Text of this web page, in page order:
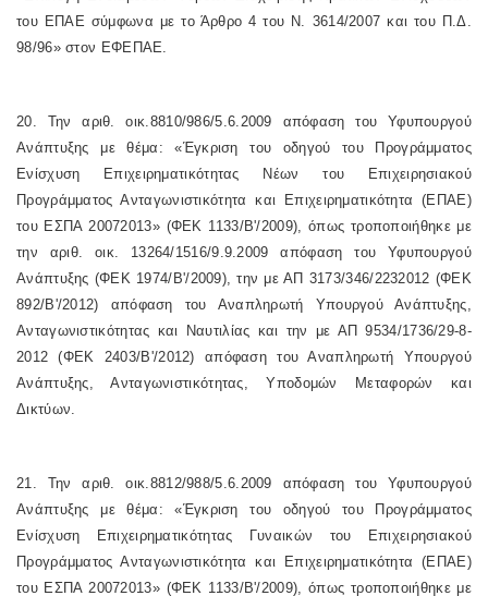
του ΕΠΑΕ σύμφωνα με το Άρθρο 4 του Ν. 3614/2007 και του Π.Δ.
98/96» στον ΕΦΕΠΑΕ.
20. Την αριθ. οικ.8810/986/5.6.2009 απόφαση του Υφυπουργού
Ανάπτυξης με θέμα: «Έγκριση του οδηγού του Προγράμματος
Ενίσχυση Επιχειρηματικότητας Νέων του Επιχειρησιακού
Προγράμματος Ανταγωνιστικότητα και Επιχειρηματικότητα (ΕΠΑΕ)
του ΕΣΠΑ 20072013» (ΦΕΚ 1133/Β'/2009), όπως τροποποιήθηκε με
την αριθ. οικ. 13264/1516/9.9.2009 απόφαση του Υφυπουργού
Ανάπτυξης (ΦΕΚ 1974/Β'/2009), την με ΑΠ 3173/346/2232012 (ΦΕΚ
892/Β'/2012) απόφαση του Αναπληρωτή Υπουργού Ανάπτυξης,
Ανταγωνιστικότητας και Ναυτιλίας και την με ΑΠ 9534/1736/29-8-
2012 (ΦΕΚ 2403/Β'/2012) απόφαση του Αναπληρωτή Υπουργού
Ανάπτυξης, Ανταγωνιστικότητας, Υποδομών Μεταφορών και
Δικτύων.
21. Την αριθ. οικ.8812/988/5.6.2009 απόφαση του Υφυπουργού
Ανάπτυξης με θέμα: «Έγκριση του οδηγού του Προγράμματος
Ενίσχυση Επιχειρηματικότητας Γυναικών του Επιχειρησιακού
Προγράμματος Ανταγωνιστικότητα και Επιχειρηματικότητα (ΕΠΑΕ)
του ΕΣΠΑ 20072013» (ΦΕΚ 1133/Β'/2009), όπως τροποποιήθηκε με